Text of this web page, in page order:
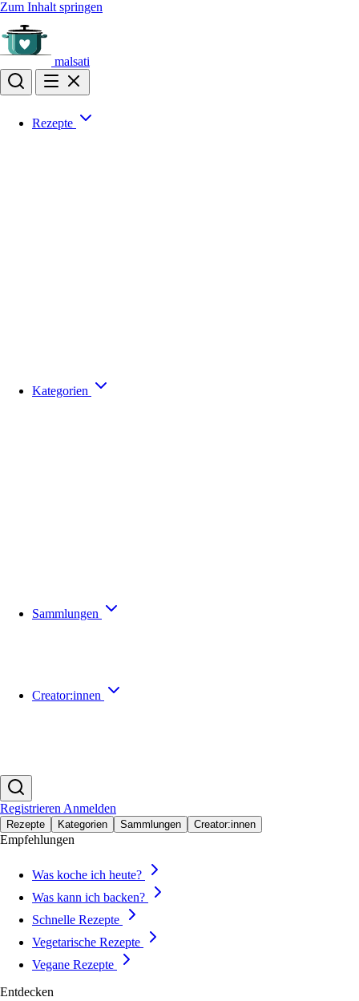
Zum Inhalt springen
malsati
Rezepte
Kategorien
Sammlungen
Creator:innen
Registrieren Anmelden
Rezepte Kategorien Sammlungen Creator:innen
Empfehlungen
Was koche ich heute?
Was kann ich backen?
Schnelle Rezepte
Vegetarische Rezepte
Vegane Rezepte
Entdecken